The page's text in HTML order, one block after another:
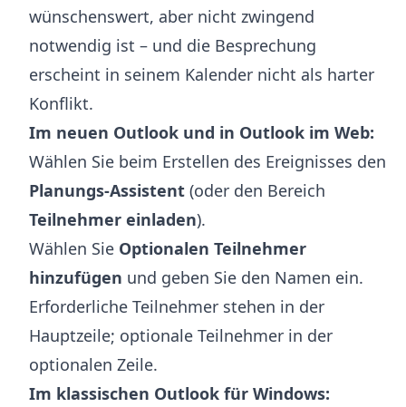
wünschenswert, aber nicht zwingend
notwendig ist – und die Besprechung
erscheint in seinem Kalender nicht als harter
Konflikt.
Im neuen Outlook und in Outlook im Web:
Wählen Sie beim Erstellen des Ereignisses den
Planungs-Assistent (oder den Bereich
Teilnehmer einladen).
Wählen Sie Optionalen Teilnehmer
hinzufügen und geben Sie den Namen ein.
Erforderliche Teilnehmer stehen in der
Hauptzeile; optionale Teilnehmer in der
optionalen Zeile.
Im klassischen Outlook für Windows: